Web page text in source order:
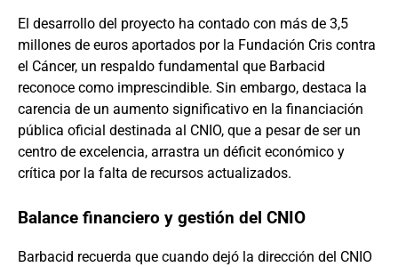
El desarrollo del proyecto ha contado con más de 3,5
millones de euros aportados por la Fundación Cris contra
el Cáncer, un respaldo fundamental que Barbacid
reconoce como imprescindible. Sin embargo, destaca la
carencia de un aumento significativo en la financiación
pública oficial destinada al CNIO, que a pesar de ser un
centro de excelencia, arrastra un déficit económico y
crítica por la falta de recursos actualizados.
Balance financiero y gestión del CNIO
Barbacid recuerda que cuando dejó la dirección del CNIO